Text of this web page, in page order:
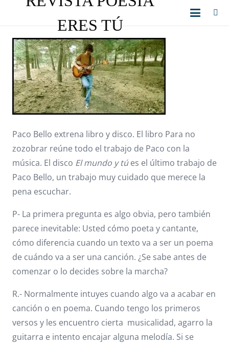
ERES TÚ
Paco Bello extrena libro y disco. El libro Para no
zozobrar reúne todo el trabajo de Paco con la
música. El disco El mundo y túes el último trabajo de
Paco Bello, un trabajo muy cuidado que merece la
pena escuchar.
P- La primera pregunta es algo obvia, pero también
parece inevitable: Usted cómo poeta y cantante,
cómo diferencia cuando un texto va a ser un poema
de cuándo va a ser una canción. ¿Se sabe antes de
comenzar o lo decides sobre la marcha?
R.- Normalmente intuyes cuando algo va a acabar en
canción o en poema. Cuando tengo los primeros
versos y les encuentro cierta musicalidad, agarro la
guitarra e intento encajar alguna melodía. Si se